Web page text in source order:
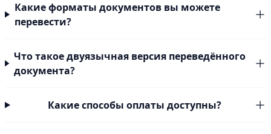
Какие форматы документов вы можете
перевести?
Что такое двуязычная версия переведённого
документа?
Какие способы оплаты доступны?